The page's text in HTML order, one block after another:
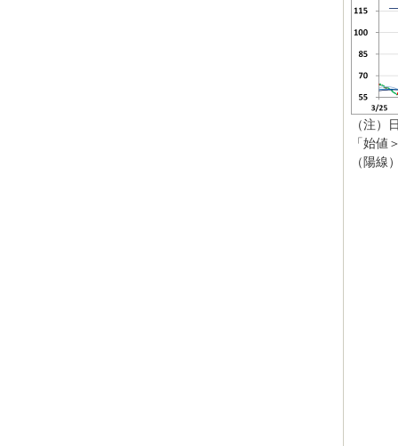
（注）
「始値
（陽線